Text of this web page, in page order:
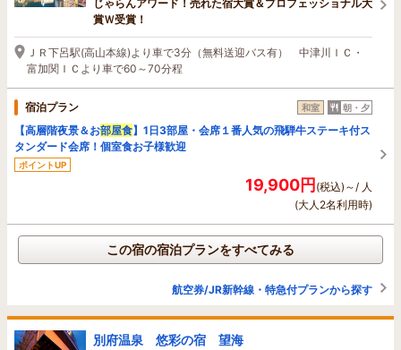
じゃらんアワード！売れた宿大賞＆プロフェッショナル大
賞Ｗ受賞！
ＪＲ下呂駅(高山本線)より車で3分（無料送迎バス有） 中津川ＩＣ・
富加関ＩＣより車で60～70分程
宿泊プラン 和室 朝・夕
【高層階夜景＆お部屋食】1日3部屋・会席１番人気の飛騨牛ステーキ付ス
タンダード会席！個室食お子様歓迎
ポイントUP
19,900円(税込)～/ 人
(大人2名利用時)
この宿の宿泊プランをすべてみる
航空券/JR新幹線・特急付プランから探す
別府温泉 悠彩の宿 望海